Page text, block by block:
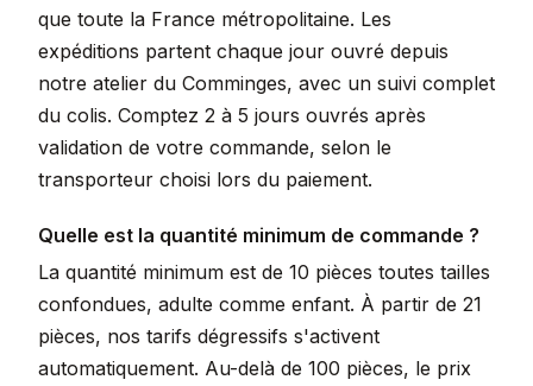
que toute la France métropolitaine. Les
expéditions partent chaque jour ouvré depuis
notre atelier du Comminges, avec un suivi complet
du colis. Comptez 2 à 5 jours ouvrés après
validation de votre commande, selon le
transporteur choisi lors du paiement.
Quelle est la quantité minimum de commande ?
La quantité minimum est de 10 pièces toutes tailles
confondues, adulte comme enfant. À partir de 21
pièces, nos tarifs dégressifs s'activent
automatiquement. Au-delà de 100 pièces, le prix